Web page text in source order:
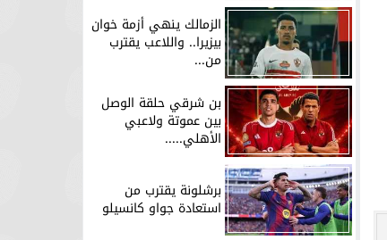
الزمالك ينهي أزمة خوان
بيزيرا.. واللاعب يقترب
من...
بن شرقي حلقة الوصل
بين عموتة ولاعبي
الأهلي.....
برشلونة يقترب من
استعادة جواو كانسيلو